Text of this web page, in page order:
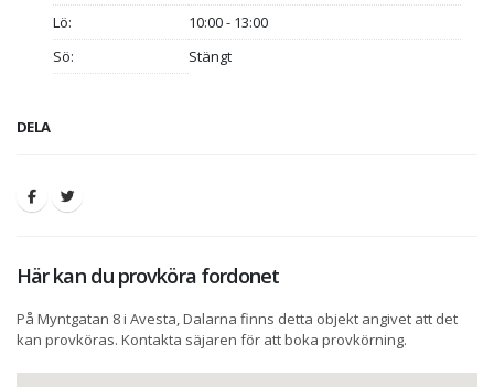
Lö:
10:00 - 13:00
Sö:
Stängt
DELA
Här kan du provköra fordonet
På Myntgatan 8 i Avesta, Dalarna finns detta objekt angivet att det
kan provköras. Kontakta säjaren för att boka provkörning.